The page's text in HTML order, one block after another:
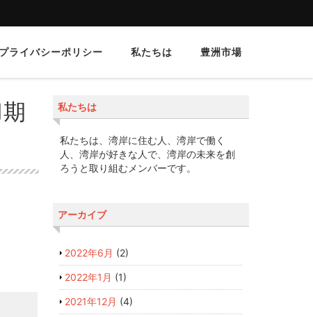
プライバシーポリシー 私たちは 豊洲市場
私たちは
私たちは、湾岸に住む人、湾岸で働く
人、湾岸が好きな人で、湾岸の未来を創
ろうと取り組むメンバーです。
アーカイブ
2022年6月 (2)
2022年1月 (1)
2021年12月 (4)